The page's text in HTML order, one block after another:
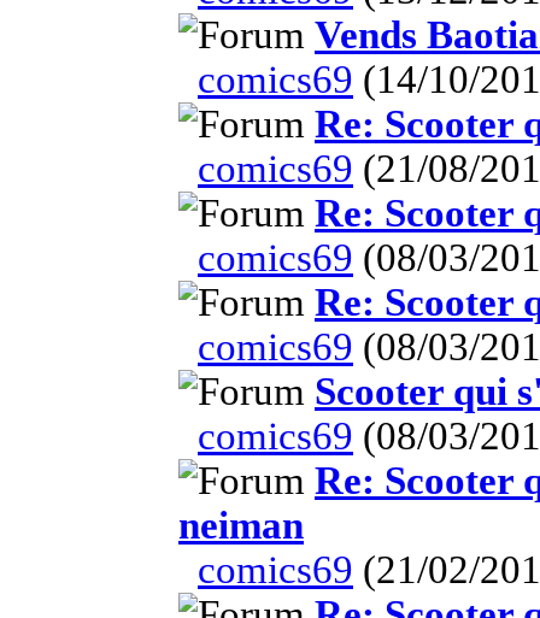
Vends
comics69 (14/10/
Re: Scooter
comics69 (21/08/
Re: Scooter
comics69 (08/03/
Re: Scooter
comics69 (08/03/
Scooter qui
comics69 (08/03/
Re: Scooter
neiman
comics69 (21/02/